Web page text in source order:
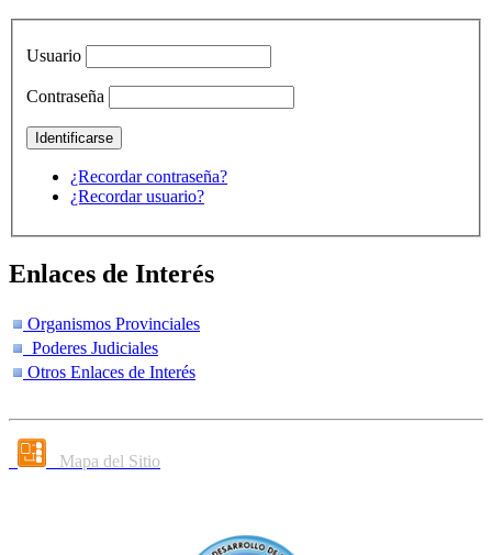
Usuario
Contraseña
¿Recordar contraseña?
¿Recordar usuario?
Enlaces de Interés
Organismos Provinciales
Poderes Judiciales
Otros Enlaces de Interés
Mapa del Sitio